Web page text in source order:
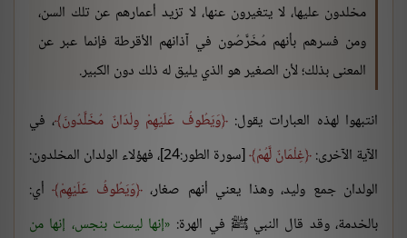
مخلدون عليها، لا يتغيرون عنها، لا تزيد أعمارهم عن تلك السن،
ومن فسرهم بأنهم مُخَرَّصُون في آذانهم الأقرطة فإنما عبر عن
المعنى بذلك؛ لأن الصغير هو الذي يليق له ذلك دون الكبير.
انتبهوا لهذه العبارات يقول: وَيَطُوفُ عَلَيْهِمْ وِلْدَانٌ مُخَلَّدُونَ ، في
الآية الآخرى: غِلْمَانٌ لَّهُمْ
[سورة الطور:24]، فهؤلاء الولدان المخلدون:
الولدان جمع وليد، وهذا يعني أنهم صغار، وَيَطُوفُ عَلَيْهِمْ أي:
بالخدمة، وقد قال النبي ﷺ في الهرة: إنها ليست بنجس، إنها من